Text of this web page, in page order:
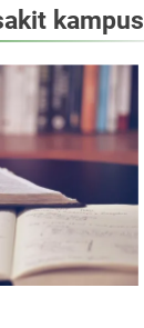
kampus